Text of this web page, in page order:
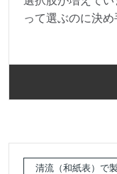
って選ぶのに決
清流（和紙表）で